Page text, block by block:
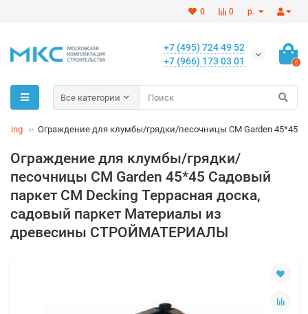
р.
0
0
+7 (495) 724 49 52
+7 (966) 173 03 01
0
Все категории
Ограждение для клумбы/грядки/песочницы CM Garden 45*45
Ограждение для клумбы/грядки/
песочницы CM Garden 45*45 Садовый
паркет CM Decking Террасная доска,
садовый паркет Материалы из
древесины СТРОЙМАТЕРИАЛЫ